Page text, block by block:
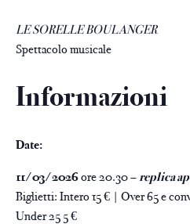
LE SORELLE BOULANGER
Spettacolo musicale
Informazioni
Date:
11/03/2026ore 20.30 –replica
Biglietti: Intero 15 € | Over 65 e
Under 25 5 €